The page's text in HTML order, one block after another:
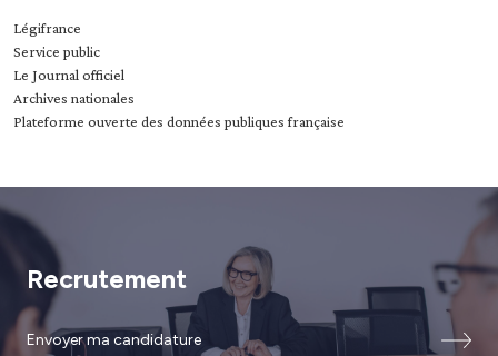
Légifrance
Service public
Le Journal officiel
Archives nationales
Plateforme ouverte des données publiques française
Recrutement
Envoyer ma candidature